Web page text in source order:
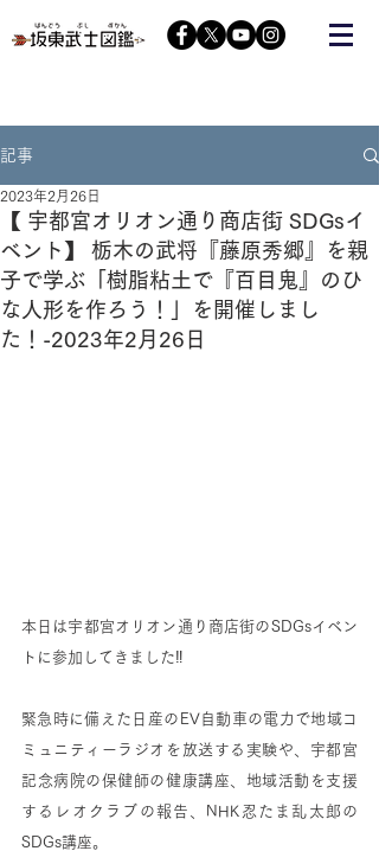
記事
【 宇都宮オリオン通り商店街 SDGs​イ
ベント】 栃木の武将『藤原秀郷』を親
子で学ぶ「​樹脂粘土で『百目鬼』のひ
な人形を作ろう！」を開催しまし
た！-2023年2月26日
2023年2月26日
本日は宇都宮オリオン通り商店街のSDGsイベン
トに参加してきました‼︎
緊急時に備えた日産のEV自動車の電力で地域コ
ミュニティーラジオを放送する実験や、宇都宮
記念病院の保健師の健康講座、地域活動を支援
するレオクラブの報告、NHK忍たま乱太郎の
SDGs講座。